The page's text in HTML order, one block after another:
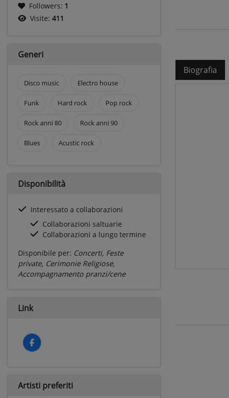
Followers: 1
Visite: 411
Generi
Disco music Electro house
Funk Hard rock Pop rock
Rock anni 80 Rock anni 90
Blues Acustic rock
Disponibilità
Interessato a collaborazioni
Collaborazioni saltuarie
Collaborazioni a lungo termine
Disponibile per: Concerti, Feste
private, Cerimonie Religiose,
Accompagnamento pranzi/cene
Link
Artisti preferiti
Biografia